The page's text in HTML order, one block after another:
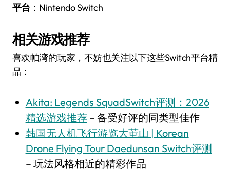
平台 ：Nintendo Switch
相关游戏推荐
喜欢帕湾的玩家，不妨也关注以下这些Switch平台精
品：
Akita: Legends SquadSwitch评测：2026
精选游戏推荐– 备受好评的同类型佳作
韩国无人机飞行游览大芚山 | Korean
Drone Flying Tour Daedunsan Switch评测
– 玩法风格相近的精彩作品